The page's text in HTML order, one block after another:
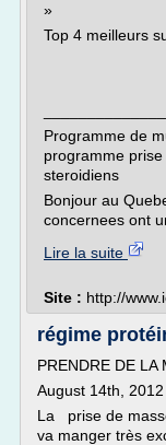
»
Top 4 meilleurs
Programme de
programme
steroidiens
Bonjour au
concernees ont
Lire la suite
Site : http://
régime
PRENDRE DE LA
August 14th,
La prise de
va manger très